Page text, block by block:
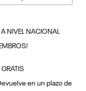
A NIVEL NACIONAL
en un plazo de